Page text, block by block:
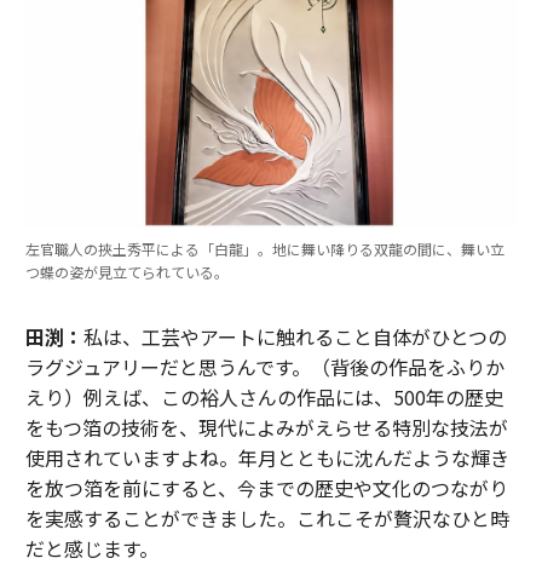
左官職人の挾土秀平による「白龍」。地に舞い降りる双龍の間に、舞い立
つ蝶の姿が見立てられている。
田渕： 私は、工芸やアートに触れること自体がひとつの
ラグジュアリーだと思うんです。（背後の作品をふりか
えり）例えば、この裕人さんの作品には、500年の歴史
をもつ箔の技術を、現代によみがえらせる特別な技法が
使用されていますよね。年月とともに沈んだような輝き
を放つ箔を前にすると、今までの歴史や文化のつながり
を実感することができました。これこそが贅沢なひと時
だと感じます。